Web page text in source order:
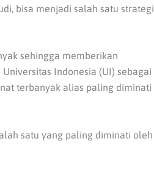
bisa menjadi salah satu strategi
sehingga memberikan
Indonesia (UI) sebagai
terbanyak alias paling diminati
satu yang paling diminati oleh